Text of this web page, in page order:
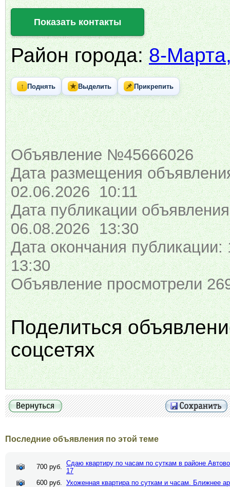
Показать контакты
Район города:8-
↑ Поднять ★ Выделить 📌 Прикрепить
Объявление №45666026
Дата размещения
02.06.2026 10:11
Дата публикации
06.08.2026 13:30
Дата окончания публикации:
13:30
Объявление просмотрели
Поделиться
соцсетях
Последние объявления по этой теме
700 руб. Сдаю квартиру по часам по суткам в районе
17
600 руб. Ухоженная квартира по суткам и часам. Ближнее